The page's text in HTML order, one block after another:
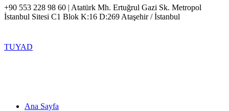
+90 553 228 98 60 | Atatürk Mh. Ertuğrul Gazi Sk. Metropol
İstanbul Sitesi C1 Blok K:16 D:269 Ataşehir / İstanbul
TUYAD
Ana Sayfa